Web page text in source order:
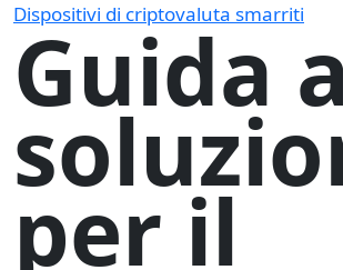
Dispositivi di criptovaluta smarriti
Guida
per il